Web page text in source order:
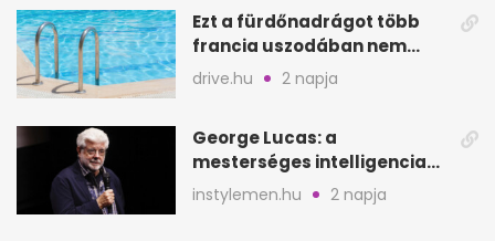
Ezt a fürdőnadrágot több
francia uszodában nem
fogadják el
drive.hu 2 napja
George Lucas: a
mesterséges intelligencia
lehet Hollywood következő
lépése
instylemen.hu 2 napja